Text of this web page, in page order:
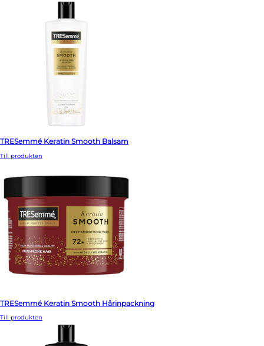
TRESemmé Keratin Smooth Balsam
Till produkten
TRESemmé Keratin Smooth Hårinpackning
Till produkten